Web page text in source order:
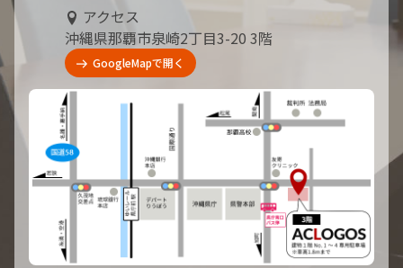
アクセス
沖縄県那覇市泉崎2丁目3-20 3階
GoogleMapで開く